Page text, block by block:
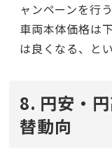
ャンペーンを行
車両本体価格は
は良くなる、と
8. 円安・
替動向